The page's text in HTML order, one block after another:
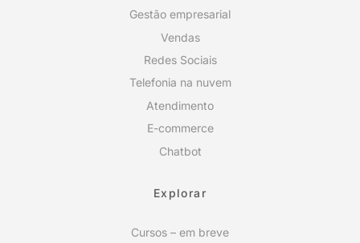
Gestão empresarial
Vendas
Redes Sociais
Telefonia na nuvem
Atendimento
E-commerce
Chatbot
Explorar
Cursos – em breve